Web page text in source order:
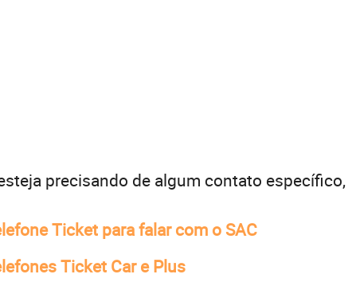
precisando de algum contato
Ticket para falar com o SAC
Ticket Car e Plus